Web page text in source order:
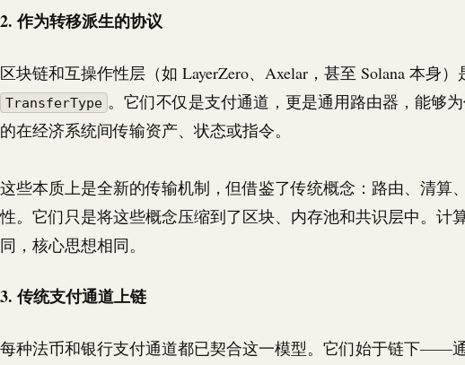
2. 作为转移派生的协议
区块链和互操作性层（如 LayerZero、Axelar，甚至 Solana 本身）
TransferType 。它们不仅是支付通道，更是通用路由器，能够
的在经济系统间传输资产、状态或指令。
这些本质上是全新的传输机制，但借鉴了传统概念：路由、清算
性。它们只是将这些概念压缩到了区块、内存池和共识层中。计
同，核心思想相同。
3. 传统支付通道上链
每种法币和银行支付通道都已契合这一模型。它们始于链下——